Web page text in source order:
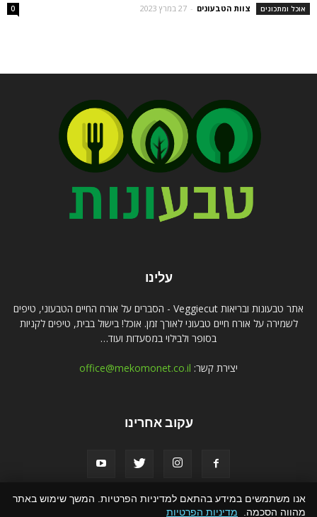
אוכל ומתכונים צוות הטבעונים - 27 במרץ 2023 0
עלינו
אתר טבעונות ובריאות Veggiecut - הסברים על אורח החיים הטבעוני, טיפים
לשמירה על אורח חיים טבעוני לאורך זמן. אוכל! בישול בבית, טיפים לקניות
בסופר ולבילוי במסעדות ועוד…
יצירת קשר: office@mekomonet.co.il
עקוב אחרינו
אנו משתמשים במידע בהתאם למדיניות הפרטיות. המשך שימוש באתר
מהווה הסכמה. מדיניות הפרטיות